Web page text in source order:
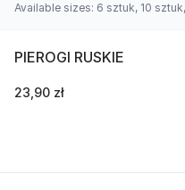
Available sizes: 6 sztuk, 10
PIEROGI RUSKIE
23,90 zł